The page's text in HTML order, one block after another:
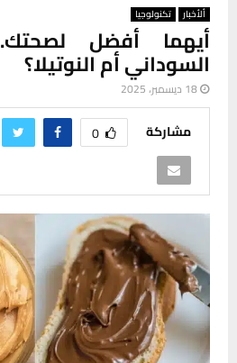
ألأخبار تكنولوجيا
أيهما أفضل
السوداني أم النوتيلا؟
18 ديسمبر، 2025
مشاركة 0